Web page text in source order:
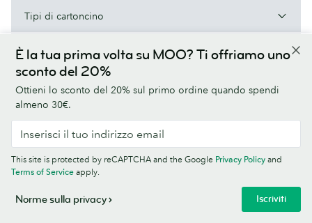
È la tua prima volta su MOO? Ti offriamo uno
sconto del 20%
Ottieni lo sconto del 20% sul primo ordine quando spendi
almeno 30€.
Iscriviti
This site is protected by reCAPTCHA and the Google Privacy Policy and
Terms of Service apply.
Norme sulla privacy
Tipi di cartoncino
A proposito di MOO
Termini e condizioni Norme sulla privacy Font
Sitemap
© MOO Print Limited, LABS Triangle, Stables Market, Chalk Farm Road,
London NW1 8AB. Registrata in Inghilterra, n. 5121723